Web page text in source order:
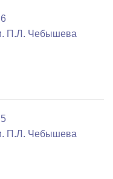
П.Л. Чебышева
П.Л. Чебышева